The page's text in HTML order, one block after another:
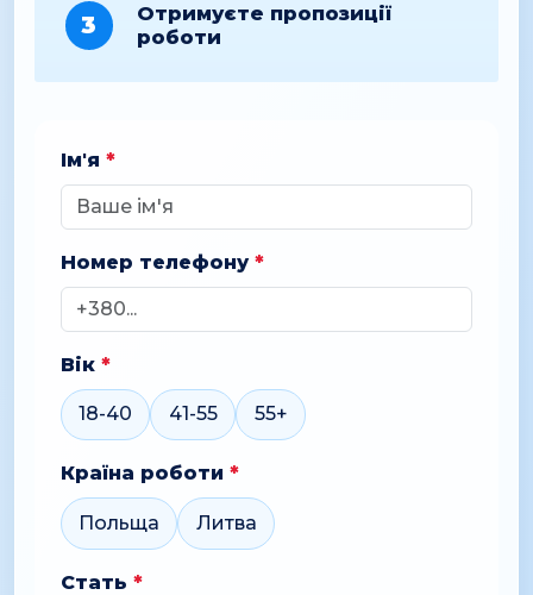
3
Отримуєте пропозиції
роботи
Ім'я *
Номер телефону *
Вік *
18-40 41-55 55+
Країна роботи *
Польща Литва
Стать *